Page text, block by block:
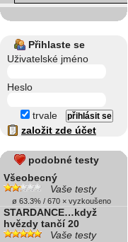
Přihlaste se
Uživatelské jméno
Heslo
trvale
založit zde účet
podobné testy
Všeobecný
Vaše testy
ø 63.3% / 670 × vyzkoušeno
STARDANCE…když
hvězdy tančí 20
Vaše testy